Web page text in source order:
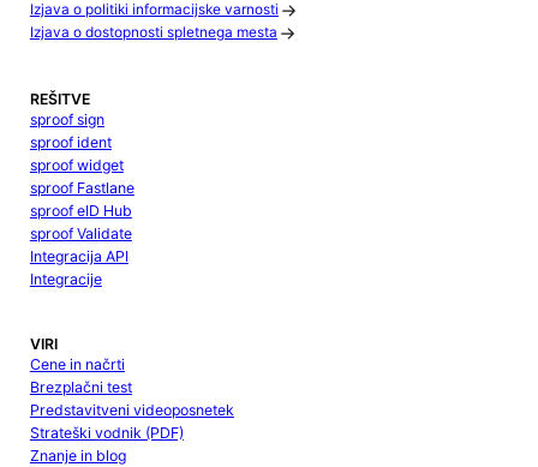
Izjava o politiki informacijske varnosti
Izjava o dostopnosti spletnega mesta
REŠITVE
sproof sign
sproof ident
sproof widget
sproof Fastlane
sproof eID Hub
sproof Validate
Integracija API
Integracije
VIRI
Cene in načrti
Brezplačni test
Predstavitveni videoposnetek
Strateški vodnik (PDF)
Znanje in blog